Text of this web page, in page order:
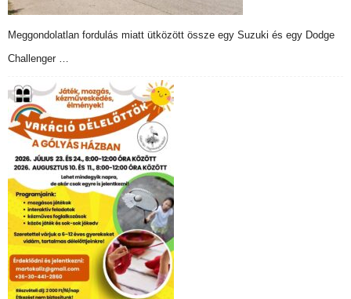
Meggondolatlan fordulás miatt ütközött össze egy Suzuki és egy Dodge
Challenger …